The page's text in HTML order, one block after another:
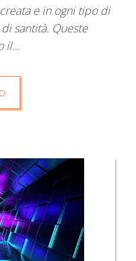
creata e in ogni tipo di
santità. Queste
il…